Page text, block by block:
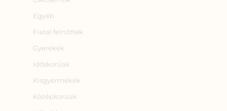
Egyéb
Fiatal felnőttek
Gyerekek
Időskorúak
Kisgyermekek
Középkorúak